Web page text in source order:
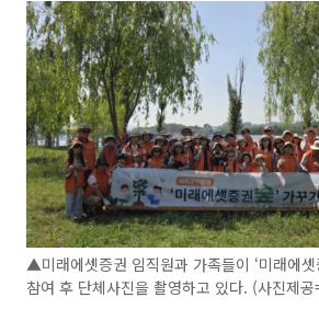
▲미래에셋증권 임직원과 가족들이 ‘미래에셋
참여 후 단체사진을 촬영하고 있다. (사진제